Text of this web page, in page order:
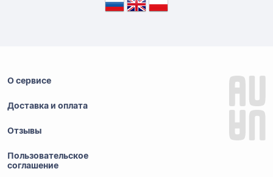
О сервисе
Доставка и оплата
Отзывы
Пользовательское
соглашение